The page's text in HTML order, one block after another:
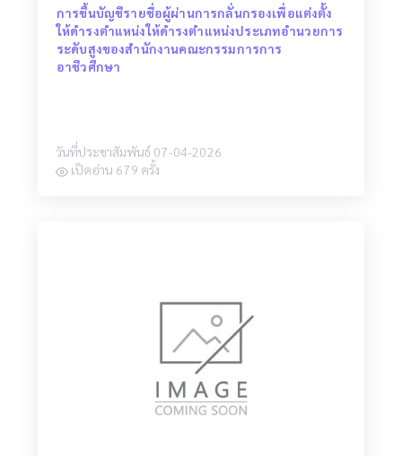
การขึ้นบัญชีรายชื่อผู้ผ่านการกลั่นกรองเพื่อแต่งตั้ง
ให้ดำรงตำแหน่งให้ดำรงตำแหน่งประเภทอำนวยการ
ระดับสูงของสำนักงานคณะกรรมการการ
อาชีวศึกษา
วันที่ประชาสัมพันธ์ 07-04-2026
เปิดอ่าน 679 ครั้ง